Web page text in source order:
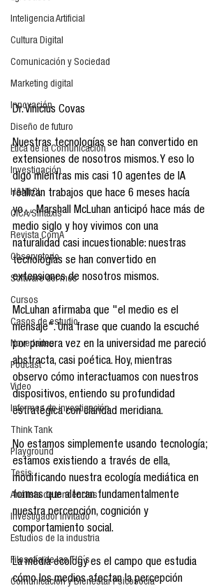
Inteligencia Artificial
Cultura Digital
Comunicación y Sociedad
Marketing digital
Innovación
Diseño de futuro
Ética de la Comunicación
Investigación
H&NhCL
CICA/Sintaxis
Revista ComA
Observatorio
Software del mes
Cursos
Casos de estudio
Novedades
Podcast
Video
Informes de investigación
Think Tank
Playground
Tesis
Análisis de tendencias
Investigador Invitado
Estudios de la industria
Filosofía de las TIC´s
Comunicación y Bienestar Psicosocia
Dr. Vinicius Covas
Nuestras tecnologías se han convertido en
extensiones de nosotros mismos. Y eso lo
digo mientras mis casi 10 agentes de IA
realizan trabajos que hace 6 meses hacía
yo… Marshall McLuhan anticipó hace más de
medio siglo y hoy vivimos con una
naturalidad casi incuestionable: nuestras
tecnologías se han convertido en
extensiones de nosotros mismos.
McLuhan afirmaba que "el medio es el
mensaje". Una frase que cuando la escuché
por primera vez en la universidad me pareció
abstracta, casi poética. Hoy, mientras
observo cómo interactuamos con nuestros
dispositivos, entiendo su profundidad
estratégica con claridad meridiana.
No estamos simplemente usando tecnología;
estamos existiendo a través de ella,
modificando nuestra ecología mediática en
formas que alteran fundamentalmente
nuestra percepción, cognición y
comportamiento social.
La media ecology es el campo que estudia
cómo los medios afectan la percepción